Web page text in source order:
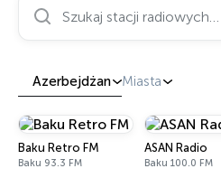
Azerbejdżan Miasta
Baku Retro FM
Baku 93.3 FM
ASAN Radio
Baku 100.0 FM